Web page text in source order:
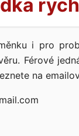
i pro
Férové
na